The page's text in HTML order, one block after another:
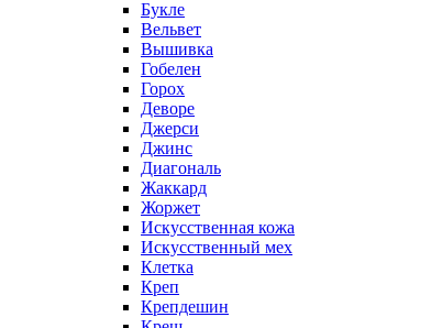
Букле
Вельвет
Вышивка
Гобелен
Горох
Деворе
Джерси
Джинс
Диагональ
Жаккард
Жоржет
Искусственная кожа
Искусственный мех
Клетка
Креп
Крепдешин